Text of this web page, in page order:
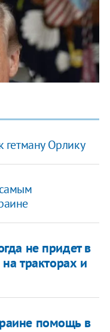
гетману Орлику
не придет в
тракторах и
помощь в